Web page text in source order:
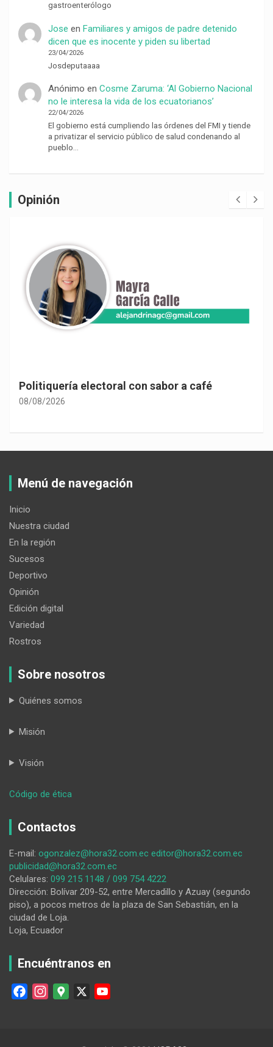
gastroenterólogo
Jose en Familiares y amigos de padre detenido
dicen que es inocente y piden su libertad
23/04/2026
Josdeputaaaa
Anónimo en Cosme Zaruma: ‘Al Gobierno Nacional
no le interesa la vida de los ecuatorianos’
22/04/2026
El gobierno está cumpliendo las órdenes del FMI y tiende
a privatizar el servicio público de salud condenando al
pueblo…
Opinión
Politiquería electoral con sabor a café
08/08/2026
Menú de navegación
Inicio
Nuestra ciudad
En la región
Sucesos
Deportivo
Opinión
Edición digital
Variedad
Rostros
Sobre nosotros
Quiénes somos
Misión
Visión
Código de ética
de
se
tornan
recurrentes
en
la
Contactos
E-mail: ogonzalez@hora32.com.ec editor@hora32.com.ec
publicidad@hora32.com.ec
Celulares: 099 215 1148 / 099 754 4222
Dirección: Bolívar 209-52, entre Mercadillo y Azuay (segundo
piso), a pocos metros de la plaza de San Sebastián, en la
ciudad de Loja.
Loja, Ecuador
Encuéntranos en